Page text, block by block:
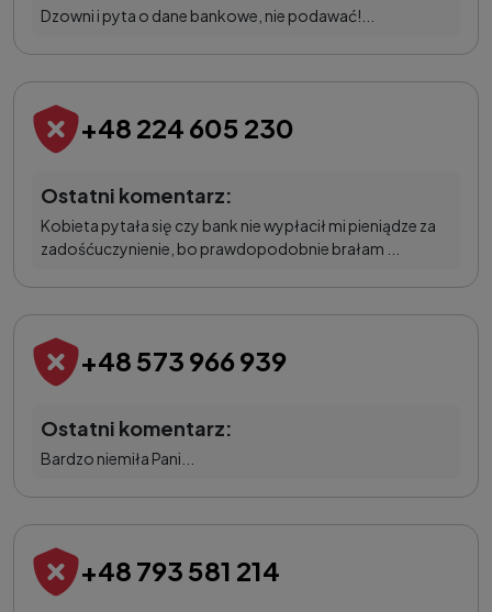
Dzowni i pyta o dane bankowe, nie podawać!...
+48 224 605 230
Ostatni komentarz:
Kobieta pytała się czy bank nie wypłacił mi pieniądze za
zadośćuczynienie, bo prawdopodobnie brałam ...
+48 573 966 939
Ostatni komentarz:
Bardzo niemiła Pani...
+48 793 581 214